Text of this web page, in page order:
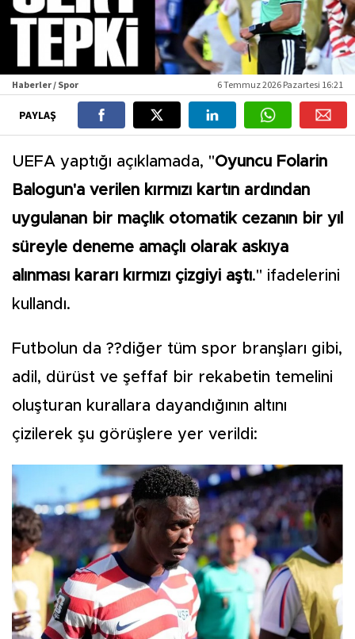
Haberler / Spor 6 Temmuz 2026 Pazartesi 16:21
PAYLAŞ
UEFA yaptığı açıklamada, "Oyuncu Folarin
Balogun'a verilen kırmızı kartın ardından
uygulanan bir maçlık otomatik cezanın bir yıl
süreyle deneme amaçlı olarak askıya
alınması kararı kırmızı çizgiyi aştı." ifadelerini
kullandı.
Futbolun da ??diğer tüm spor branşları gibi,
adil, dürüst ve şeffaf bir rekabetin temelini
oluşturan kurallara dayandığının altını
çizilerek şu görüşlere yer verildi: